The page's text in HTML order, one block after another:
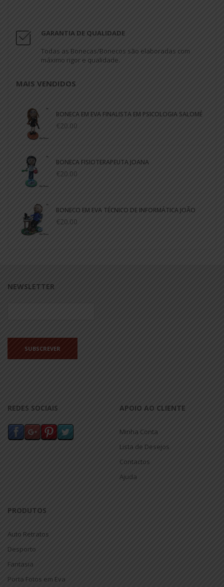
GARANTIA DE QUALIDADE
Todas as Bonecas/Bonecos são elaboradas com
máximo rigor e qualidade.
MAIS VENDIDOS
BONECA EM EVA FINALISTA EM PSICOLOGIA SALOMÉ
€20.00
BONECA FISIOTERAPEUTA JOANA
€20.00
BONECO EM EVA TÉCNICO DE INFORMÁTICA JOÃO
€20.00
NEWSLETTER
REDES SOCIAIS APOIO AO CLIENTE
Minha Conta
Lista de Desejos
Contactos
Ajuda
PRODUTOS
Auto Retratos
Desporto
Fantasia
Porta Fotos em Eva